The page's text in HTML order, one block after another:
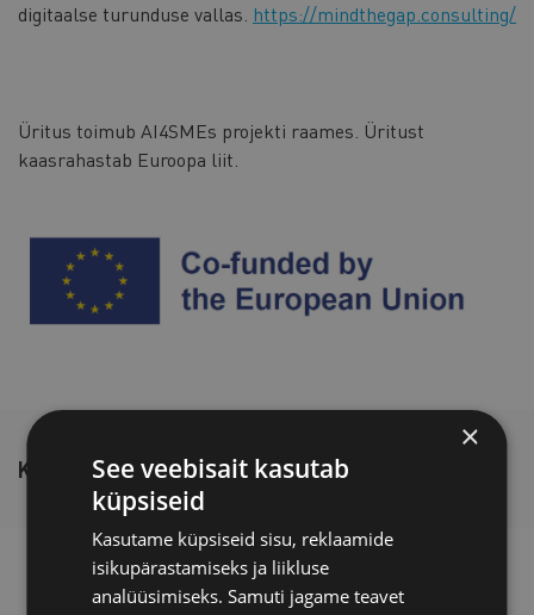
digitaalse turunduse vallas. https://mindthegap.consulting/
Üritus toimub AI4SMEs projekti raames. Üritust
kaasrahastab Euroopa liit.
KOOLITAJA
Paolo Ramazzotti
Paolo on ettevõtja ja
×
See veebisait kasutab
küpsiseid
Kasutame küpsiseid sisu, reklaamide
isikupärastamiseks ja liikluse
analüüsimiseks. Samuti jagame teavet